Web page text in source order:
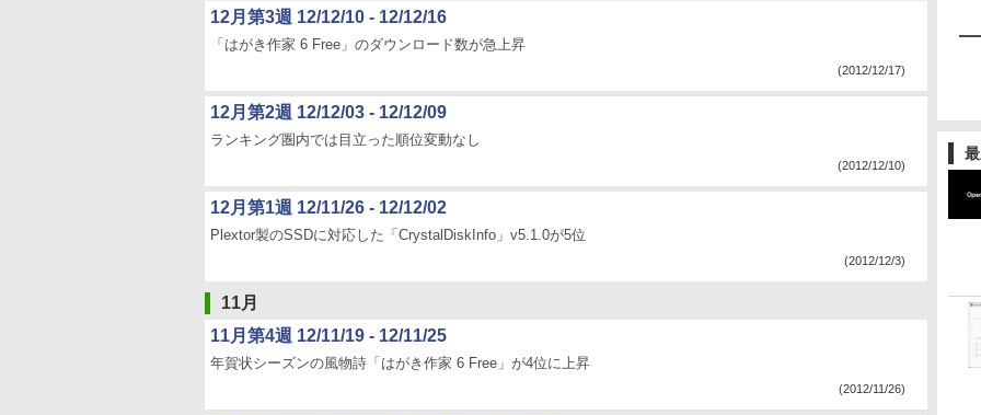
12月第3週 12/12/10 - 12/12/16
「はがき作家 6 Free」のダウンロード数が急上昇
(2012/12/17)
12月第2週 12/12/03 - 12/12/09
ランキング圏内では目立った順位変動なし
(2012/12/10)
12月第1週 12/11/26 - 12/12/02
Plextor製のSSDに対応した「CrystalDiskInfo」v5.1.0が5位
(2012/12/3)
11月
11月第4週 12/11/19 - 12/11/25
年賀状シーズンの風物詩「はがき作家 6 Free」が4位に上昇
(2012/11/26)